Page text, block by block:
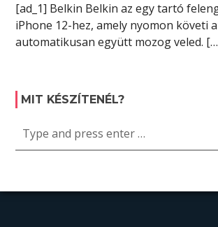
[ad_1] Belkin Belkin az egy tartó
iPhone 12-hez, amely nyomon követi
automatikusan együtt mozog veled.
MIT KÉSZÍTENÉL?